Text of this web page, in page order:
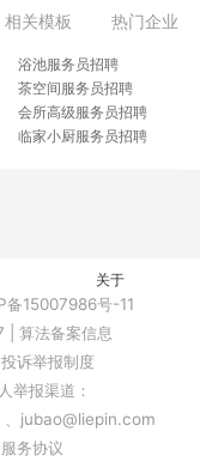
相关模板 热门企业
浴池服务员招聘
茶空间服务员招聘
会所高级服务员招聘
临家小厨服务员招聘
夸父炸串员工招聘
关于